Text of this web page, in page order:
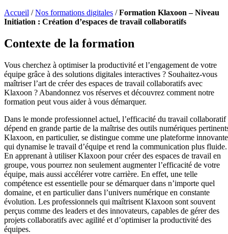
Accueil /Nos formations digitales /Formation Klaxoon – Niveau
Initiation : Création d’espaces de travail collaboratifs
Contexte de la formation
Vous cherchez à optimiser la productivité et l’engagement de votre
équipe grâce à des solutions digitales interactives ? Souhaitez-vous
maîtriser l’art de créer des espaces de travail collaboratifs avec
Klaxoon ? Abandonnez vos réserves et découvrez comment notre
formation peut vous aider à vous démarquer.
Dans le monde professionnel actuel, l’efficacité du travail collaboratif
dépend en grande partie de la maîtrise des outils numériques
Klaxoon, en particulier, se distingue comme une plateforme innovante
qui dynamise le travail d’équipe et rend la communication plus fluide.
En apprenant à utiliser Klaxoon pour créer des espaces de travail en
groupe, vous pourrez non seulement augmenter l’efficacité de votre
équipe, mais aussi accélérer votre carrière. En effet, une telle
compétence est essentielle pour se démarquer dans n’importe quel
domaine, et en particulier dans l’univers numérique en constante
évolution. Les professionnels qui maîtrisent Klaxoon sont souvent
perçus comme des leaders et des innovateurs, capables de gérer des
projets collaboratifs avec agilité et d’optimiser la productivité des
équipes.